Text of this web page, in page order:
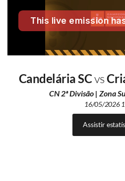
Candelária SCvs
CN 2ª Divisão | Zona
16/05/2026
Assistir